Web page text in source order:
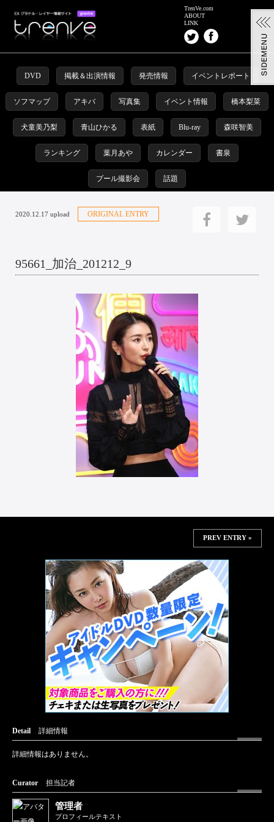
TrenVe.com
ABOUT
LINK
DVD 掲載＆出演情報 発売情報 イベントレポート
ソフマップ アキバ 写真集 イベント情報 橋本梨菜
犬童美乃梨 青山ひかる 表紙 Blu-ray 森咲智美
ランキング 葉月あや カレンダー 書泉
プール撮影会 話題
2020.12.17 upload ORIGINAL ENTRY
95661_加治_201212_9
PREV ENTRY »
Detail 詳細情報
詳細情報はありません。
Curator 担当記者
管理者
プロフィールテキスト